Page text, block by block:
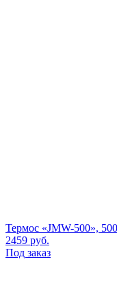
Термос «JMW-500»,
2459 руб.
Под заказ